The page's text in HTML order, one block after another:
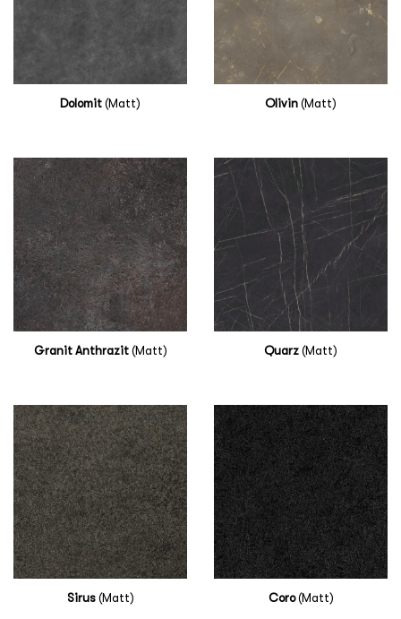
Dolomit (Matt) Olivin (Matt)
Granit Anthrazit(Matt) Quarz (Matt)
Sirus(Matt) Coro(Matt)